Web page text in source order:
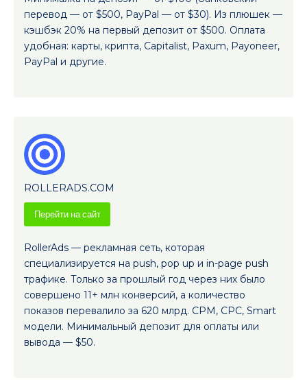
перевод — от $500, PayPal — от $30). Из плюшек —
кэшбэк 20% на первый депозит от $500. Оплата
удобная: карты, крипта, Capitalist, Paxum, Payoneer,
PayPal и другие.
ROLLERADS.COM
Перейти на сайт
RollerAds — рекламная сеть, которая
специализируется на push, pop up и in-page push
трафике. Только за прошлый год через них было
совершено 11+ млн конверсий, а количество
показов перевалило за 620 млрд. CPM, CPC, Smart
модели. Минимальный депозит для оплаты или
вывода — $50.